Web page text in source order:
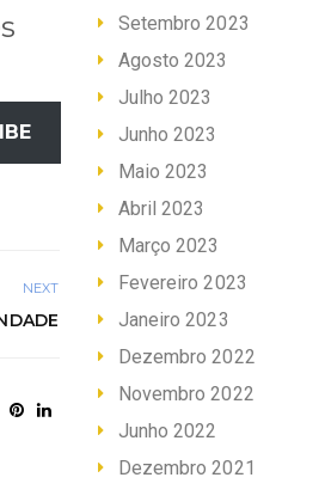
NEXT
Setembro 2023
Agosto 2023
Julho 2023
Junho 2023
Maio 2023
Abril 2023
Março 2023
Fevereiro 2023
Janeiro 2023
Dezembro 2022
Novembro 2022
Junho 2022
Dezembro 2021